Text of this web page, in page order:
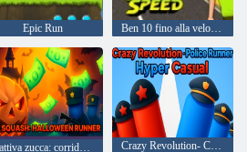
Epic Run Ben 10 fino alla velocità
Cattiva zucca: corridore di Halloween Crazy Revolution- Corridore della polizia iper casual